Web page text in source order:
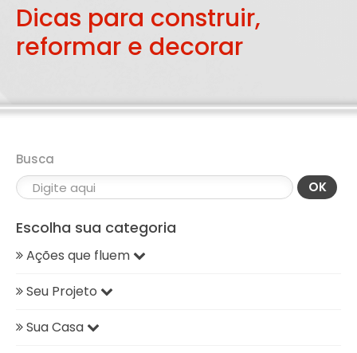
Dicas para construir,
reformar e decorar
Busca
OK
Escolha sua categoria
Ações que fluem
Seu Projeto
Sua Casa